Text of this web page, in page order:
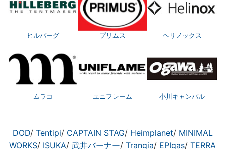
ヒルバーグ プリムス ヘリノックス
ムラコ ユニフレーム 小川キャンパル
DOD/ Tentipi/ CAPTAIN STAG/ Heimplanet/ MINIMAL
WORKS/ ISUKA/ 武井バーナー/ Trangia/ EPIgas/ TERRA